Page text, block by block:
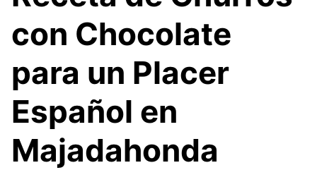
con Chocolate
para un Placer
Español en
Majadahonda